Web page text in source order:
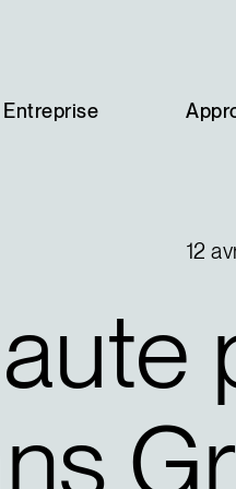
Entreprise
12